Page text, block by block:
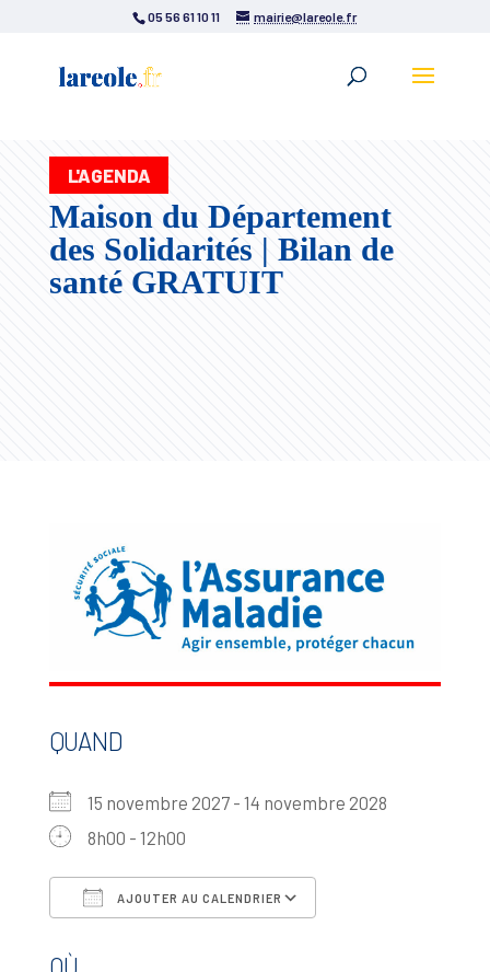
05 56 61 10 11 mairie@lareole.fr
L'AGENDA
Maison du Département
des Solidarités | Bilan de
santé GRATUIT
QUAND
15 novembre 2027 - 14 novembre 2028
8h00 - 12h00
AJOUTER AU CALENDRIER